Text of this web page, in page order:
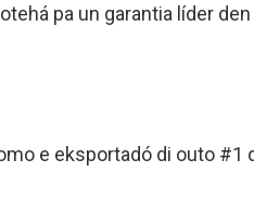
pa un garantia líder den
e eksportadó di outo #1